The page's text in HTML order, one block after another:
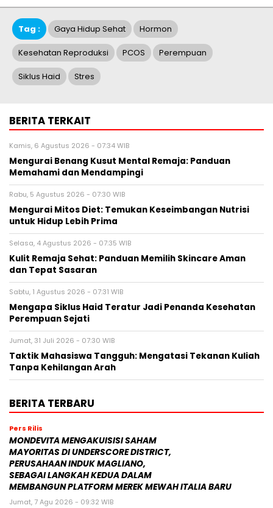
Tag : Gaya Hidup Sehat Hormon
Kesehatan Reproduksi PCOS Perempuan
Siklus Haid Stres
BERITA TERKAIT
Kamis, 6 Agustus 2026 - 07:34 WIB
Mengurai Benang Kusut Mental Remaja: Panduan
Memahami dan Mendampingi
Rabu, 5 Agustus 2026 - 07:30 WIB
Mengurai Mitos Diet: Temukan Keseimbangan Nutrisi
untuk Hidup Lebih Prima
Selasa, 4 Agustus 2026 - 07:35 WIB
Kulit Remaja Sehat: Panduan Memilih Skincare Aman
dan Tepat Sasaran
Sabtu, 1 Agustus 2026 - 07:31 WIB
Mengapa Siklus Haid Teratur Jadi Penanda Kesehatan
Perempuan Sejati
Jumat, 31 Juli 2026 - 07:30 WIB
Taktik Mahasiswa Tangguh: Mengatasi Tekanan Kuliah
Tanpa Kehilangan Arah
BERITA TERBARU
Pers Rilis
MONDEVITA MENGAKUISISI SAHAM
MAYORITAS DI UNDERSCORE DISTRICT,
PERUSAHAAN INDUK MAGLIANO,
SEBAGAI LANGKAH KEDUA DALAM
MEMBANGUN PLATFORM MEREK MEWAH ITALIA BARU
Jumat, 7 Agu 2026 - 09:32 WIB